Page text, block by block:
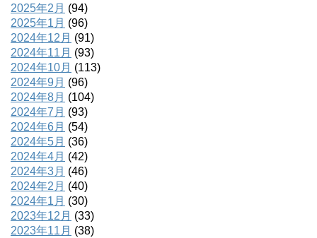
2025年2月 (94)
2025年1月 (96)
2024年12月 (91)
2024年11月 (93)
2024年10月 (113)
2024年9月 (96)
2024年8月 (104)
2024年7月 (93)
2024年6月 (54)
2024年5月 (36)
2024年4月 (42)
2024年3月 (46)
2024年2月 (40)
2024年1月 (30)
2023年12月 (33)
2023年11月 (38)